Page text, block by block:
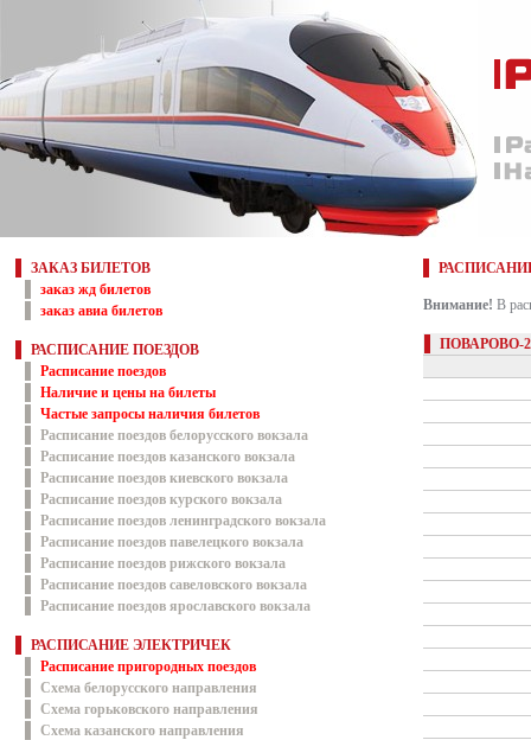
ЗАКАЗ БИЛЕТОВ
заказ жд билетов
заказ авиа билетов
РАСПИСАНИЕ ПОЕЗДОВ
Расписание поездов
Наличие и цены на билеты
Частые запросы наличия билетов
Расписание поездов белорусского вокзала
Расписание поездов казанского вокзала
Расписание поездов киевского вокзала
Расписание поездов курского вокзала
Расписание поездов ленинградского вокзала
Расписание поездов павелецкого вокзала
Расписание поездов рижского вокзала
Расписание поездов савеловского вокзала
Расписание поездов ярославского вокзала
РАСПИСАНИЕ ЭЛЕКТРИЧЕК
Расписание пригородных поездов
Схема белорусского направления
Схема горьковского направления
Схема казанского направления
Внимание! В
ПОВАРОВО-